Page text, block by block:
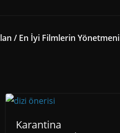
/ En İyi Filmlerin Yönetmeni
Karantina